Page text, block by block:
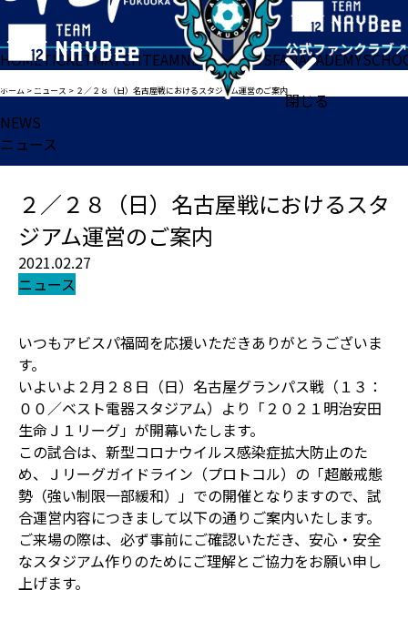
閉じる
HOMETICKETMATCHTEAMNEWSGOODSFANACADEMY
ホーム >ニュース > ２／２８（日）名古屋戦におけるスタジアム運営のご案内
NEWS
ニュース
２／２８（日）名古屋戦におけるスタ
ジアム運営のご案内
2021.02.27
ニュース
いつもアビスパ福岡を応援いただきありがとうございま
す。
いよいよ２月２８日（日）名古屋グランパス戦（１３：
００／ベスト電器スタジアム）より「２０２１明治安田
生命Ｊ１リーグ」が開幕いたします。
この試合は、新型コロナウイルス感染症拡大防止のた
め、Ｊリーグガイドライン（プロトコル）の「超厳戒態
勢（強い制限一部緩和）」での開催となりますので、試
合運営内容につきまして以下の通りご案内いたします。
ご来場の際は、必ず事前にご確認いただき、安心・安全
なスタジアム作りのためにご理解とご協力をお願い申し
上げます。